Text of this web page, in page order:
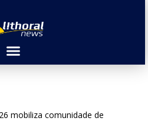
mobiliza comunidade de